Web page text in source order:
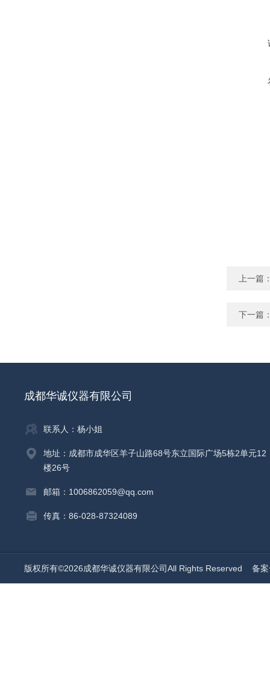
上一篇
下一篇
成都华诚仪器有限公司
联系人：杨小姐
地址：成都市成华区羊子山路68号东立国际广场5栋2单元12
楼26号
邮箱：1006862059@qq.com
传真：86-028-87324089
版权所有©2026成都华诚仪器有限公司All Rights Reserved 备